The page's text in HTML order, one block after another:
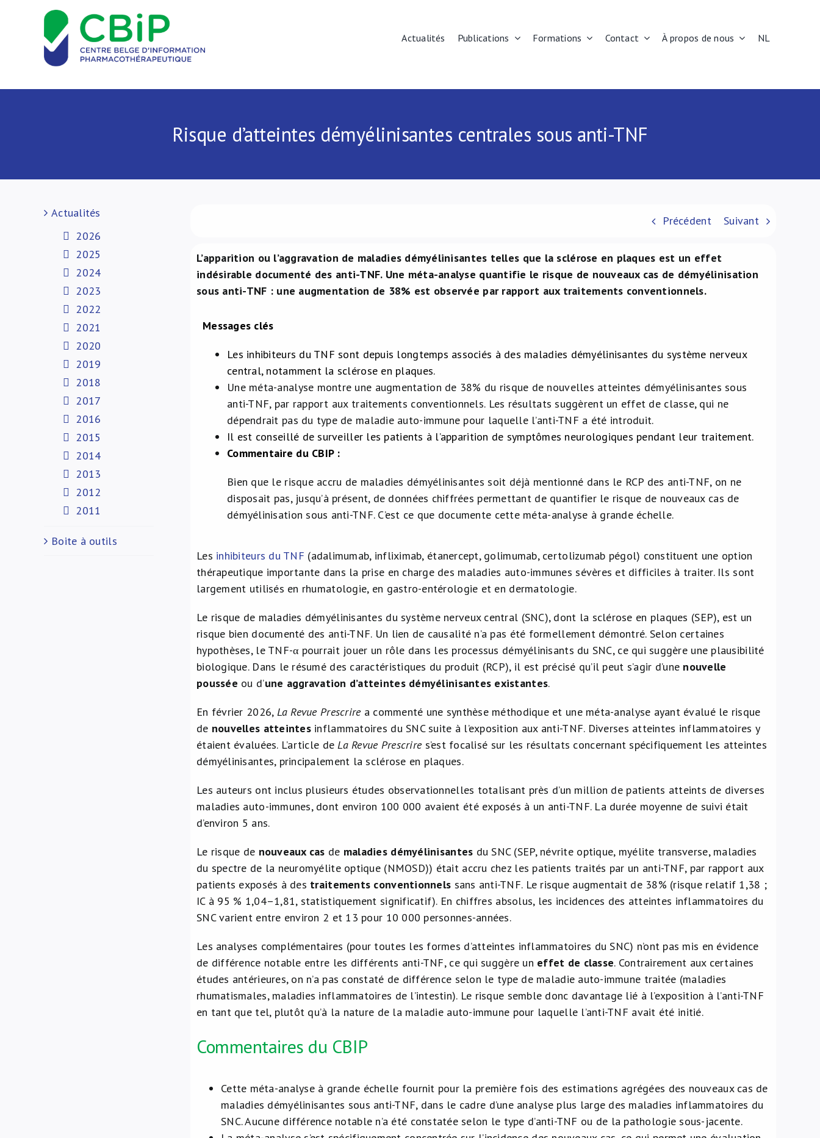
Actualités Publications Formations Contact À propos de nous NL
Risque d’atteintes démyélinisantes centrales sous anti-TNF
Précédent Suivant
L’apparition ou l’aggravation de maladies démyélinisantes telles que la sclérose en plaques est un effet
indésirable documenté des anti-TNF. Une méta-analyse quantifie le risque de nouveaux cas de démyélinisation
sous anti-TNF : une augmentation de 38% est observée par rapport aux traitements conventionnels.
Messages clés
Les inhibiteurs du TNF sont depuis longtemps associés à des maladies démyélinisantes du système nerveux
central, notamment la sclérose en plaques.
Une méta-analyse montre une augmentation de 38% du risque de nouvelles atteintes démyélinisantes sous
anti-TNF, par rapport aux traitements conventionnels. Les résultats suggèrent un effet de classe, qui ne
dépendrait pas du type de maladie auto-immune pour laquelle l’anti-TNF a été introduit.
Il est conseillé de surveiller les patients à l’apparition de symptômes neurologiques pendant leur traitement.
Commentaire du CBIP :
Bien que le risque accru de maladies démyélinisantes soit déjà mentionné dans le RCP des anti-TNF, on ne
disposait pas, jusqu’à présent, de données chiffrées permettant de quantifier le risque de nouveaux cas de
démyélinisation sous anti-TNF. C’est ce que documente cette méta-analyse à grande échelle.
Les inhibiteurs du TNF (adalimumab, infliximab, étanercept, golimumab, certolizumab pégol) constituent une option
thérapeutique importante dans la prise en charge des maladies auto-immunes sévères et difficiles à traiter. Ils sont
largement utilisés en rhumatologie, en gastro-entérologie et en dermatologie.
Le risque de maladies démyélinisantes du système nerveux central (SNC), dont la sclérose en plaques (SEP), est un
risque bien documenté des anti-TNF. Un lien de causalité n’a pas été formellement démontré. Selon certaines
hypothèses, le TNF-α pourrait jouer un rôle dans les processus démyélinisants du SNC, ce qui suggère une plausibilité
biologique. Dans le résumé des caractéristiques du produit (RCP), il est précisé qu’il peut s’agir d’une nouvelle
poussée ou d’une aggravation d’atteintes démyélinisantes existantes.
En février 2026, La Revue Prescrire a commenté une synthèse méthodique et une méta-analyse ayant évalué le risque
de nouvelles atteintesinflammatoires du SNC suite à l’exposition aux anti-TNF. Diverses atteintes inflammatoires y
étaient évaluées. L’article deLa Revue Prescrire s’est focalisé sur les résultats concernant spécifiquement les atteintes
démyélinisantes, principalement la sclérose en plaques.
Les auteurs ont inclus plusieurs études observationnelles totalisant près d’un million de patients atteints de diverses
maladies auto-immunes, dont environ 100 000 avaient été exposés à un anti-TNF. La durée moyenne de suivi était
d’environ 5 ans.
Le risque de nouveaux cas de maladies démyélinisantes du SNC (SEP, névrite optique, myélite transverse, maladies
du spectre de la neuromyélite optique (NMOSD)) était accru chez les patients traités par un anti-TNF, par rapport aux
patients exposés à des traitements conventionnels sans anti-TNF. Le risque augmentait de 38% (risque relatif 1,38 ;
IC à 95 % 1,04–1,81, statistiquement significatif). En chiffres absolus, les incidences des atteintes inflammatoires du
SNC varient entre environ 2 et 13 pour 10 000 personnes-années.
Les analyses complémentaires (pour toutes les formes d’atteintes inflammatoires du SNC) n’ont pas mis en évidence
de différence notable entre les différents anti-TNF, ce qui suggère un effet de classe. Contrairement aux certaines
études antérieures, on n’a pas constaté de différence selon le type de maladie auto-immune traitée (maladies
rhumatismales, maladies inflammatoires de l’intestin). Le risque semble donc davantage lié à l’exposition à l’anti-TNF
en tant que tel, plutôt qu’à la nature de la maladie auto-immune pour laquelle l’anti-TNF avait été initié.
Commentaires du CBIP
Cette méta-analyse à grande échelle fournit pour la première fois des estimations agrégées des nouveaux cas de
maladies démyélinisantes sous anti-TNF, dans le cadre d’une analyse plus large des maladies inflammatoires du
SNC. Aucune différence notable n’a été constatée selon le type d’anti-TNF ou de la pathologie sous-jacente.
Actualités
2026
2025
2024
2023
2022
2021
2020
2019
2018
2017
2016
2015
2014
2013
2012
2011
Boite à outils